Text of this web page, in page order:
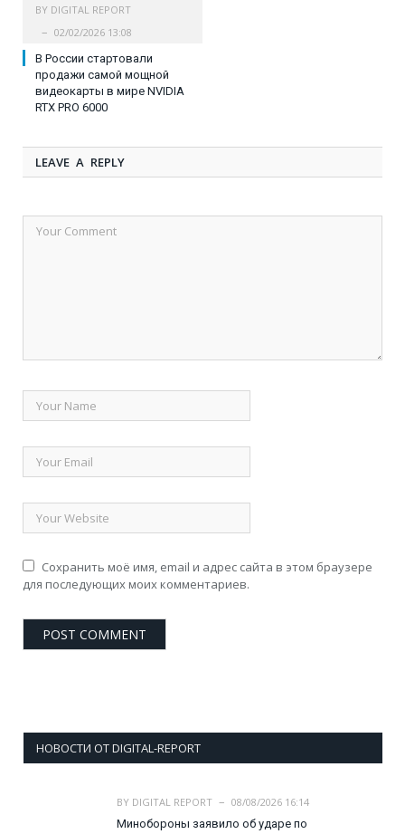
BY DIGITAL REPORT
02/02/2026 13:08
В России стартовали
продажи самой мощной
видеокарты в мире NVIDIA
RTX PRO 6000
LEAVE A REPLY
Сохранить моё имя, email и адрес сайта в этом браузере
для последующих моих комментариев.
НОВОСТИ ОТ DIGITAL-REPORT
BY DIGITAL REPORT
08/08/2026 16:14
Минобороны заявило об ударе по